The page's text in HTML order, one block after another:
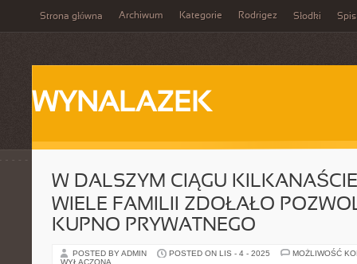
Strona główna Archiwum Kategorie Rodrigez Słodki Spis
WYNALAZEK
W DALSZYM CIĄGU
WIELE FAMILII ZDOŁAŁO
KUPNO PRYWATNEGO
POSTED BY ADMIN POSTED ON LIS - 4 - 2025
MOŻLIWOŚĆ
WYŁĄCZONA